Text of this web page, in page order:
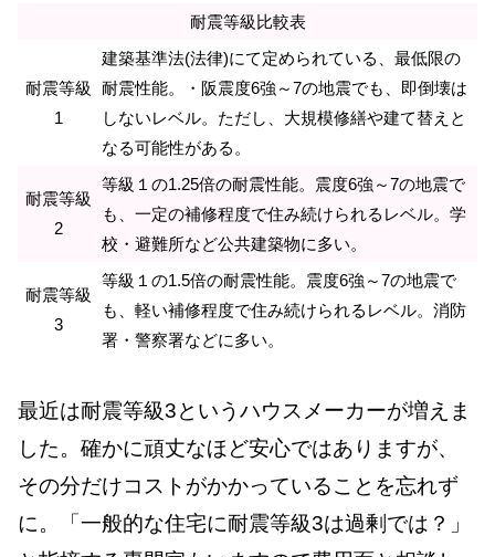
耐震等級比較表
耐震等級
1
建築基準法(法律)にて定められている、最低限の
耐震性能。・阪震度6強～7の地震でも、即倒壊は
しないレベル。ただし、大規模修繕や建て替えと
なる可能性がある。
耐震等級
2
等級１の1.25倍の耐震性能。震度6強～7の地震で
も、一定の補修程度で住み続けられるレベル。学
校・避難所など公共建築物に多い。
耐震等級
3
等級１の1.5倍の耐震性能。震度6強～7の地震で
も、軽い補修程度で住み続けられるレベル。消防
署・警察署などに多い。
最近は耐震等級3というハウスメーカーが増えま
した。確かに頑丈なほど安心ではありますが、
その分だけコストがかかっていることを忘れず
に。「一般的な住宅に耐震等級3は過剰では？」